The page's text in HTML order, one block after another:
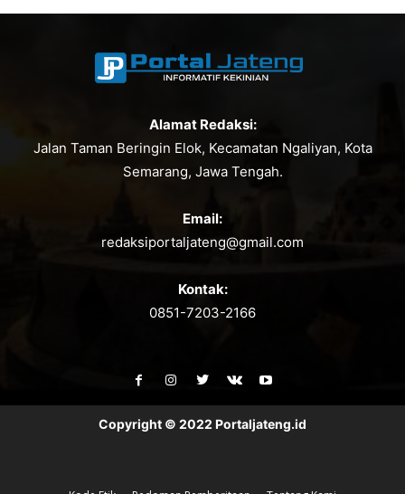
Alamat Redaksi:
Jalan Taman Beringin Elok, Kecamatan Ngaliyan, Kota
Semarang, Jawa Tengah.
Email:
redaksiportaljateng@gmail.com
Kontak:
0851-7203-2166
Copyright © 2022 Portaljateng.id